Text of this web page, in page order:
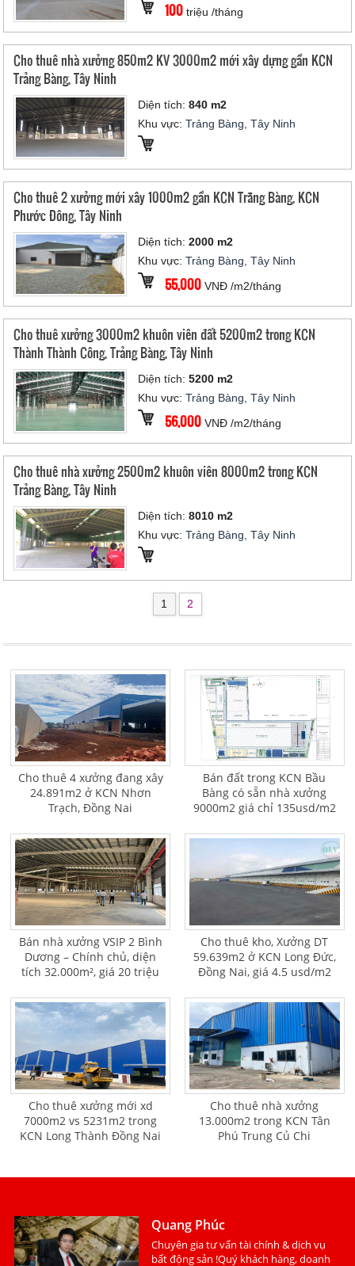
100 triệu /tháng
Cho thuê nhà xưởng 850m2 KV 3000m2 mới xây dựng gần KCN
Trảng Bàng, Tây Ninh
Diện tích:840 m2
Khu vực:Trảng Bàng, Tây Ninh
Cho thuê 2 xưởng mới xây 1000m2 gần KCN Trãng Bàng, KCN
Phước Đông, Tây Ninh
Diện tích:2000 m2
Khu vực:Trảng Bàng, Tây Ninh
55,000 VNĐ /m2/tháng
Cho thuê xưởng 3000m2 khuôn viên đất 5200m2 trong KCN
Thành Thành Công, Trảng Bàng, Tây Ninh
Diện tích:5200 m2
Khu vực:Trảng Bàng, Tây Ninh
56,000 VNĐ /m2/tháng
Cho thuê nhà xưởng 2500m2 khuôn viên 8000m2 trong KCN
Trảng Bàng, Tây Ninh
Diện tích:8010 m2
Khu vực:Trảng Bàng, Tây Ninh
1 2
Cho thuê 4 xưởng đang xây
24.891m2 ở KCN Nhơn
Trạch, Đồng Nai
Bán đất trong KCN Bầu
Bàng có sẵn nhà xưởng
9000m2 giá chỉ 135usd/m2
Bán nhà xưởng VSIP 2 Bình
Dương – Chính chủ, diện
tích 32.000m², giá 20 triệu
Cho thuê kho, Xưởng DT
59.639m2 ở KCN Long Đức,
Đồng Nai, giá 4.5 usd/m2
Cho thuê xưởng mới xd
7000m2 vs 5231m2 trong
KCN Long Thành Đồng Nai
Cho thuê nhà xưởng
13.000m2 trong KCN Tân
Phú Trung Củ Chi
Quang Phúc
Chuyên gia tư vấn tài chính & dịch vụ
bất động sản !Quý khách hàng, doanh